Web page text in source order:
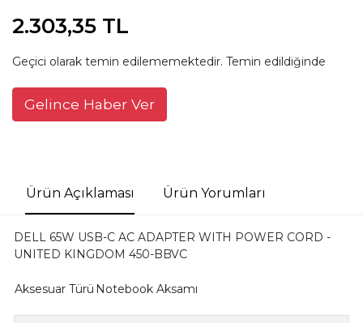
2.303,35 TL
Geçici olarak temin edilememektedir. Temin edildiğinde
Gelince Haber Ver
Ürün Açıklaması Ürün Yorumları
DELL 65W USB-C AC ADAPTER WITH POWER CORD -
UNITED KINGDOM 450-BBVC
Aksesuar Türü Notebook Aksamı